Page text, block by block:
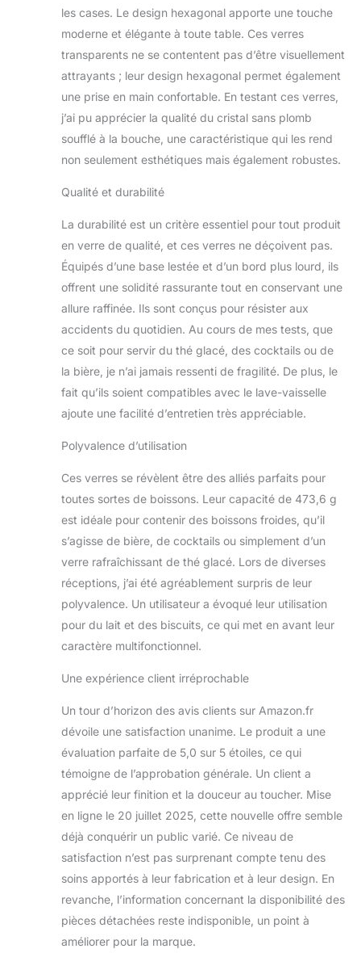
la bouche de haute
qualité, ce lot de 6
grands verres offre une
clarté et une durabilité
exceptionnelles. Idéal
café glacé, les
cocktails, la bière, le jus,
le soda et l'eau avec
conçus pour améliorer
votre expérience de
boisson, ces verres à
eau highball sont
parfaits pour les
boissons
rafraîchissantes et
glacées. Que vous
sirotiez un cocktail frais
ou que vous profitiez
de votre café glacé le
matin, ces gobelets
stable pour plus de
stabilité : chaque verre
dispose d'une base
basculement et
améliorer la durabilité.
La construction en
verre épais garantit
robustes et plus
résistants que les
au lave-vaisselle et
profitez d'un nettoyage
sans effort avec ces
verres en cristal qui
passent au lave-
au trouble et aux
rayures. Conçus pour
une brillance durable, ils
conservent leur
lavage.
les cases. Le design hexagonal apporte une touche
moderne et élégante à toute table. Ces verres
transparents ne se contentent pas d’être visuellement
attrayants ; leur design hexagonal permet également
une prise en main confortable. En testant ces verres,
j’ai pu apprécier la qualité du cristal sans plomb
soufflé à la bouche, une caractéristique qui les rend
non seulement esthétiques mais également robustes.
Qualité et durabilité
La durabilité est un critère essentiel pour tout produit
en verre de qualité, et ces verres ne déçoivent pas.
Équipés d’une base lestée et d’un bord plus lourd, ils
offrent une solidité rassurante tout en conservant une
allure raffinée. Ils sont conçus pour résister aux
accidents du quotidien. Au cours de mes tests, que
ce soit pour servir du thé glacé, des cocktails ou de
la bière, je n’ai jamais ressenti de fragilité. De plus, le
fait qu’ils soient compatibles avec le lave-vaisselle
ajoute une facilité d’entretien très appréciable.
Polyvalence d’utilisation
Ces verres se révèlent être des alliés parfaits pour
toutes sortes de boissons. Leur capacité de 473,6 g
est idéale pour contenir des boissons froides, qu’il
s’agisse de bière, de cocktails ou simplement d’un
verre rafraîchissant de thé glacé. Lors de diverses
réceptions, j’ai été agréablement surpris de leur
polyvalence. Un utilisateur a évoqué leur utilisation
pour du lait et des biscuits, ce qui met en avant leur
caractère multifonctionnel.
Une expérience client irréprochable
Un tour d’horizon des avis clients sur Amazon.fr
dévoile une satisfaction unanime. Le produit a une
évaluation parfaite de 5,0 sur 5 étoiles, ce qui
témoigne de l’approbation générale. Un client a
apprécié leur finition et la douceur au toucher. Mise
en ligne le 20 juillet 2025, cette nouvelle offre semble
déjà conquérir un public varié. Ce niveau de
satisfaction n’est pas surprenant compte tenu des
soins apportés à leur fabrication et à leur design. En
revanche, l’information concernant la disponibilité des
pièces détachées reste indisponible, un point à
améliorer pour la marque.